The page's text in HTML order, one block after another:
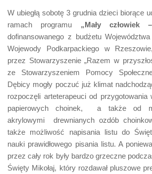
W ubiegłą sobotę 3 grudnia dzieci biorące
ramach programu „Mały człowiek
dofinansowanego z budżetu
Wojewody Podkarpackiego w
przez Stowarzyszenie „Razem w
ze Stowarzyszeniem Pomocy
Dębicy mogły poczuć już klimat
rozpoczęli arteterapeuci od
papierowych choinek, a także od
akrylowymi drewnianych ozdób
także możliwość napisania listu do
nauki prawidłowego pisania listu. A
przez cały rok były bardzo grzeczne
Święty Mikołaj, który rozdawał pluszowe